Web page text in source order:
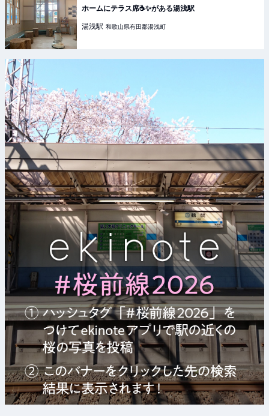
ホームにテラス席☕️✨がある湯浅駅
湯浅駅 和歌山県有田郡湯浅町